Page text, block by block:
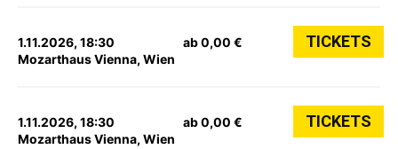
1.11.2026, 18:30
Mozarthaus Vienna, Wien
ab 0,00 € TICKETS
1.11.2026, 18:30
Mozarthaus Vienna, Wien
ab 0,00 € TICKETS